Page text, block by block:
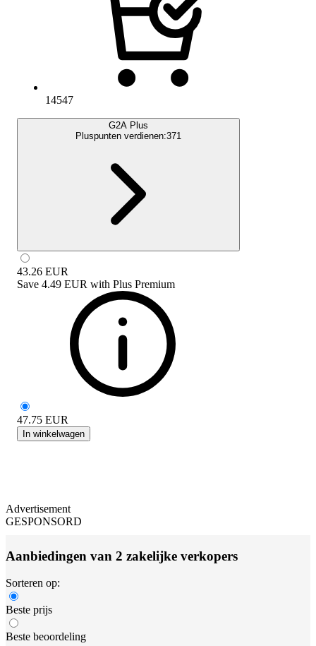
14547
G2A Plus
Pluspunten verdienen:371
43.26 EUR
Save 4.49 EUR with Plus Premium
47.75 EUR
In winkelwagen
Advertisement
GESPONSORD
Aanbiedingen van 2 zakelijke verkopers
Sorteren op:
Beste prijs
Beste beoordeling